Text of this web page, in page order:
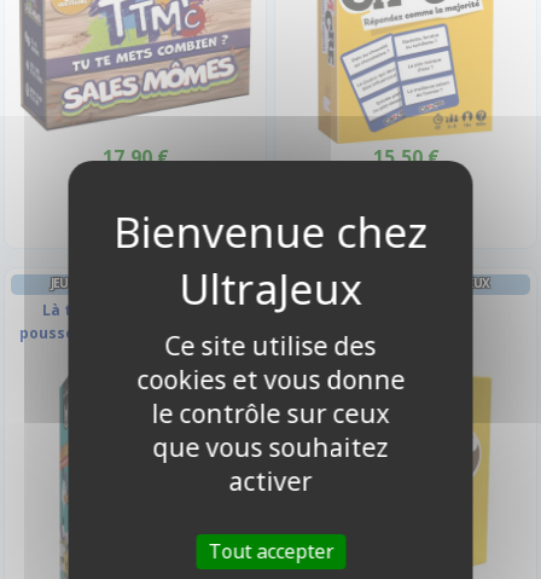
17,90 € 15,50 €
JEU DE DEVINETTES EN FAMILLE
Là t'abuses ! 2 : Faut pas
pousser mémé dans les orties
JEU DE DEVINETTES JEU À DEUX
Lovbirdz
-10%
Ce site utilise des
cookies et vous donne
le contrôle sur ceux
que vous souhaitez
activer
Tout accepter